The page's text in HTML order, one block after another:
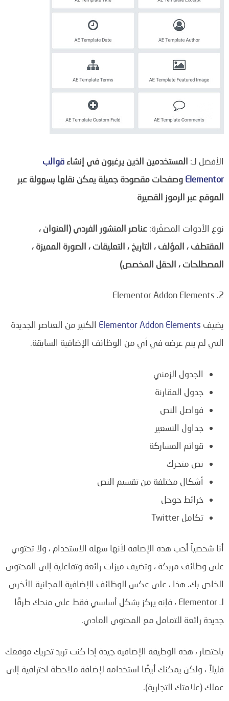
الأفضل لـ: المستخدمين الذين يرغبون في إنشاءقوالب
Elementor وصفحات مقصودة جميلة يمكن نقلها بسهولة عبر
الموقع عبر الرموز القصيرة
نوع الأدوات المصغّرة: عناصر المنشور الفردي (العنوان ،
المقتطف ، المؤلف ، التاريخ ، التعليقات ، الصورة المميزة ،
المصطلحات ، الحقل المخصص)
2. Elementor Addon Elements
يضيف Elementor Addon Elements الكثير من العناصر الجديدة
التي لم يتم عرضه في أي من الوظائف الإضافية السابقة.
الجدول الزمني
جدول المقارنة
فواصل النص
جداول التسعير
قوائم المشاركة
نص متحرك
أشكال مختلفة من تقسيم النص
خرائط جوجل
تكامل Twitter
أنا شخصياً أحب هذه الإضافة لأنها سهلة الاستخدام ، ولا تحتوي
على وظائف مربكة ، وتضيف ميزات رائعة وتفاعلية إلى المحتوى
الخاص بك. هذا ، على عكس الوظائف الإضافية المجانية الأخرى
لـ Elementor ، فإنه يركز بشكل أساسي فقط على منحك طرقًا
جديدة رائعة للتعامل مع المحتوى العادي.
باختصار ، هذه الوظيفة الإضافية جيدة إذا كنت تريد تحريك موقعك
قليلاً ، ولكن يمكنك أيضًا استخدامه لإضافة ملاحظة احترافية إلى
عملك (علامتك التجارية).